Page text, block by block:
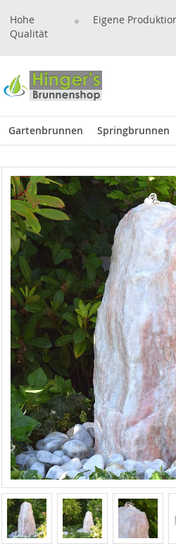
Hohe
Qualität
Eigene
Gartenbrunnen Springbrunnen